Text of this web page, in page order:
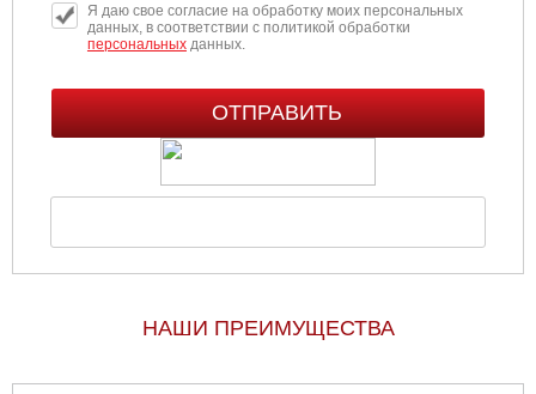
Я даю свое согласие на обработку моих персональных
данных, в соответствии с политикой обработки
персональныхданных.
НАШИ ПРЕИМУЩЕСТВА